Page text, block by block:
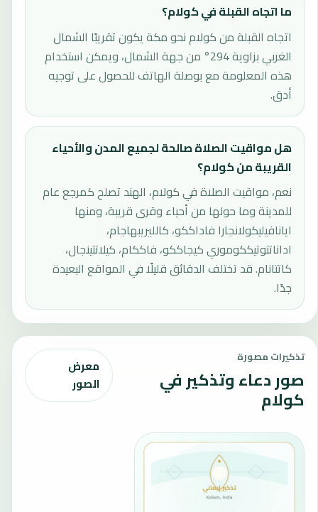
ما اتجاه القبلة في كولام؟
اتجاه القبلة من كولام نحو مكة يكون تقريبًا الشمال
الغربي بزاوية 294° من جهة الشمال، ويمكن استخدام
هذه المعلومة مع بوصلة الهاتف للحصول على توجيه
أدق.
هل مواقيت الصلاة صالحة لجميع المدن والأحياء
القريبة من كولام؟
نعم، مواقيت الصلاة في كولام، الهند تصلح كمرجع عام
للمدينة وما حولها من أحياء وقرى قريبة، ومنها
ايانافيليكولانجارا فاداككو، كالليريبهاجام،
اداناتتوتيككوموري كيجاككو، فاككام، كيلاتتينجال،
كاتتانام. قد تختلف الدقائق قليلًا في المواقع البعيدة
جدًا.
تذكيرات مصورة
صور دعاء وتذكير في
كولام
معرض
الصور